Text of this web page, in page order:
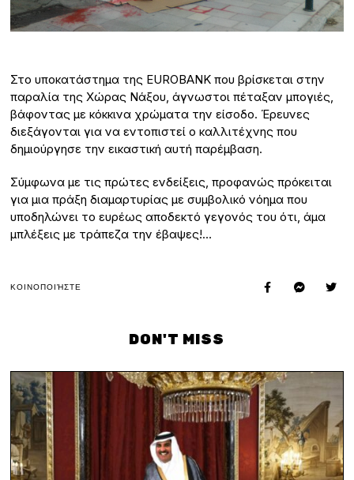
Στο υποκατάστημα της EUROBANK που βρίσκεται στην
παραλία της Χώρας Νάξου, άγνωστοι πέταξαν μπογιές,
βάφοντας με κόκκινα χρώματα την είσοδο. Έρευνες
διεξάγονται για να εντοπιστεί ο καλλιτέχνης που
δημιούργησε την εικαστική αυτή παρέμβαση.
Σύμφωνα με τις πρώτες ενδείξεις, προφανώς πρόκειται
για μια πράξη διαμαρτυρίας με συμβολικό νόημα που
υποδηλώνει το ευρέως αποδεκτό γεγονός του ότι, άμα
μπλέξεις με τράπεζα την έβαψες!…
ΚΟΙΝΟΠΟΙΉΣΤΕ
DON'T MISS